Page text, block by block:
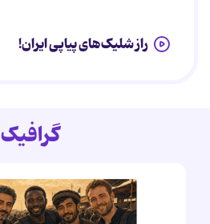
راز شلیک‌های پیاپی ایران!
گرافیک